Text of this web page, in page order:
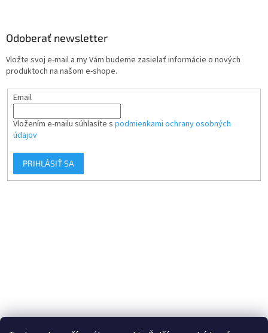
Odoberať newsletter
Vložte svoj e-mail a my Vám budeme zasielať informácie o nových
produktoch na našom e-shope.
Email
Vložením e-mailu súhlasíte s podmienkami ochrany osobných
údajov
PRIHLÁSIŤ SA